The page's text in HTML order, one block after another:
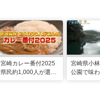
宮崎カレー番付2025
県民約1,000人が選ん
宮崎県小
公園で味